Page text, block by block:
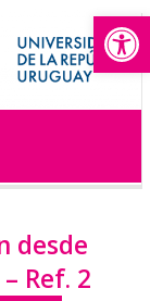
desde
Ref. 2